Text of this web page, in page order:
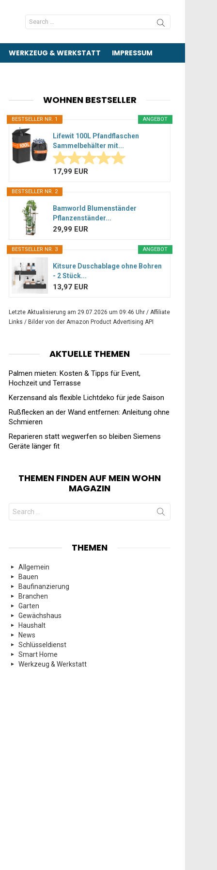
Search
for:
WERKZEUG & WERKSTATT IMPRESSUM
WOHNEN BESTSELLER
ANGEBOT
BESTSELLER NR. 1
Lifewit 100L Pfandflaschen
Sammelbehälter mit...
17,99 EUR
BESTSELLER NR. 2
Bamworld Blumenständer
Pflanzenständer...
29,99 EUR
ANGEBOT
BESTSELLER NR. 3
Kitsure Duschablage ohne Bohren
- 2 Stück...
13,97 EUR
Letzte Aktualisierung am 29.07.2026 um 09:46 Uhr / Affiliate
Links / Bilder von der Amazon Product Advertising API
AKTUELLE THEMEN
Palmen mieten: Kosten & Tipps für Event,
Hochzeit und Terrasse
Kerzensand als flexible Lichtdeko für jede Saison
Rußflecken an der Wand entfernen: Anleitung ohne
Schmieren
Reparieren statt wegwerfen so bleiben Siemens
Geräte länger fit
THEMEN FINDEN AUF MEIN WOHN
MAGAZIN
Search
for:
THEMEN
Allgemein
Bauen
Baufinanzierung
Branchen
Garten
Gewächshaus
Haushalt
News
Schlüsseldienst
Smart Home
Werkzeug & Werkstatt